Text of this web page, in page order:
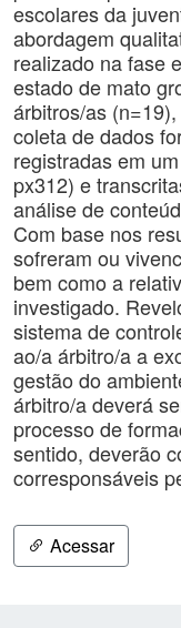
escolares da
abordagem
realizado na fase
estado de mato
árbitros/as
coleta de dados
registradas em
px312) e
análise de
Com base nos
sofreram ou
bem como a
investigado.
sistema de
ao/a árbitro/a a
gestão do
árbitro/a deverá
processo de
sentido, deverão
corresponsáveis
Acessar